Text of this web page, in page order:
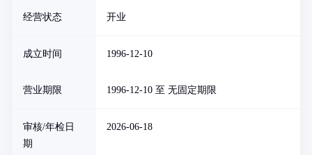
经营状态 开业
成立时间 1996-12-10
营业期限 1996-12-10 至 无固定期限
审核/年检日
期
2026-06-18